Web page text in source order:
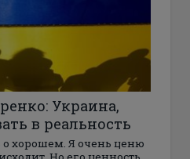
Украина,
в реальность
о хорошем. Я очень ценю